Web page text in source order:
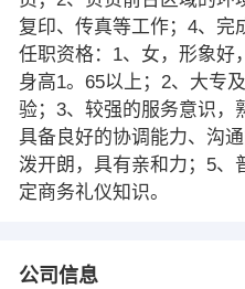
复印、传真等工作；4、完
任职资格：1、女，形象好
身高1。65以上；2、大专
验；3、较强的服务意识，
具备良好的协调能力、沟
泼开朗，具有亲和力；5、
定商务礼仪知识。
公司信息